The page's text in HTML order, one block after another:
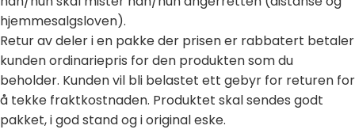
hjemmesalgsloven).
Retur av deler i en pakke der prisen er rabbatert betaler
kunden ordinariepris for den produkten som du
beholder. Kunden vil bli belastet ett gebyr for returen for
å tekke fraktkostnaden. Produktet skal sendes godt
pakket, i god stand og i original eske.